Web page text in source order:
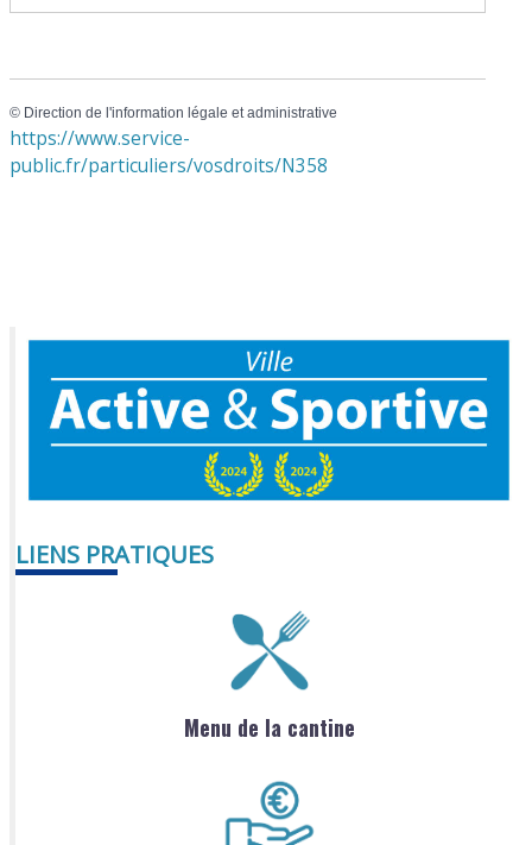
© Direction de l'information légale et administrative
https://www.service-
public.fr/particuliers/vosdroits/N358
LIENS PRATIQUES
Menu de la cantine